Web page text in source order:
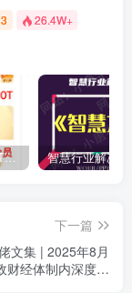
26.4W+
攻略：夸克网盘20T空间免费扩容 免费会员申请 附最新申请步骤和技巧
下一篇
文集 | 2025年8月
财经体制内深度解